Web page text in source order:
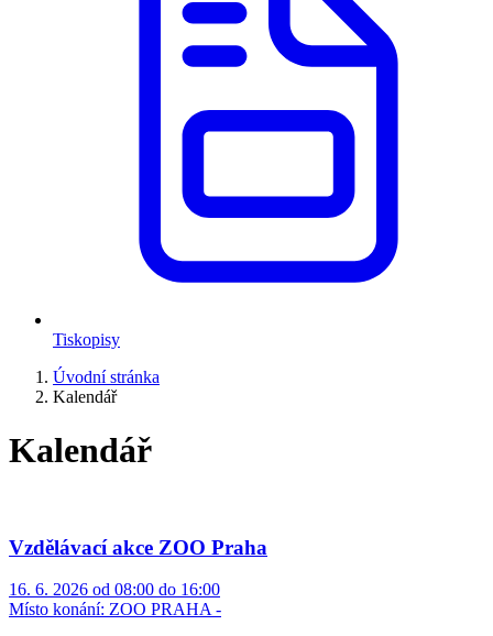
Tiskopisy
Úvodní stránka
Kalendář
Kalendář
Vzdělávací akce ZOO Praha
16. 6. 2026 od 08:00 do 16:00
Místo konání: ZOO PRAHA -